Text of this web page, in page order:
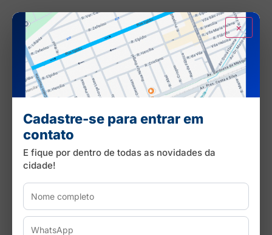
×
Cadastre-se para entrar em
contato
E fique por dentro de todas as novidades da
cidade!